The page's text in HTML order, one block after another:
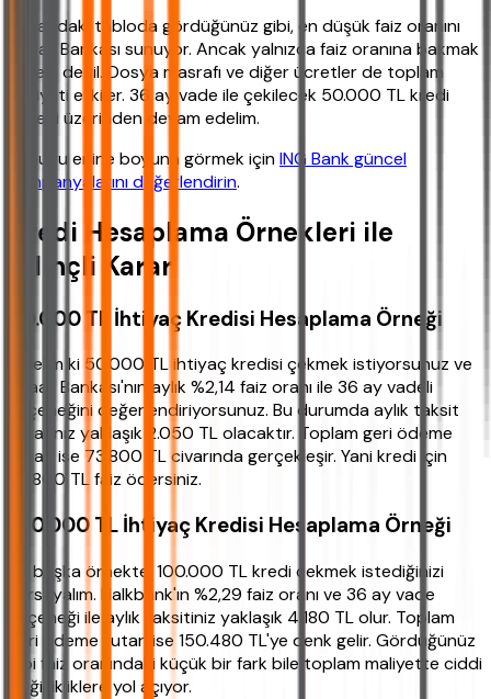
Yukarıdaki tabloda gördüğünüz gibi, en düşük faiz oranını
Ziraat Bankası sunuyor. Ancak yalnızca faiz oranına bakmak
yeterli değil. Dosya masrafı ve diğer ücretler de toplam
maliyeti etkiler. 36 ay vade ile çekilecek 50.000 TL kredi
örneği üzerinden devam edelim.
Konuyu enine boyuna görmek içinING Bank güncel
kampanyalarını değerlendirin.
Kredi Hesaplama Örnekleri ile
Bilinçli Karar
50.000 TL İhtiyaç Kredisi Hesaplama Örneği
Diyelim ki 50.000 TL ihtiyaç kredisi çekmek istiyorsunuz ve
Ziraat Bankası'nın aylık %2,14 faiz oranı ile 36 ay vadeli
seçeneğini değerlendiriyorsunuz. Bu durumda aylık taksit
tutarınız yaklaşık 2.050 TL olacaktır. Toplam geri ödeme
tutarı ise 73.800 TL civarında gerçekleşir. Yani kredi için
23.800 TL faiz ödersiniz.
100.000 TL İhtiyaç Kredisi Hesaplama Örneği
Bir başka örnekte, 100.000 TL kredi çekmek istediğinizi
varsayalım. Halkbank'ın %2,29 faiz oranı ve 36 ay vade
seçeneği ile aylık taksitiniz yaklaşık 4.180 TL olur. Toplam
geri ödeme tutarı ise 150.480 TL'ye denk gelir. Gördüğünüz
gibi faiz oranındaki küçük bir fark bile toplam maliyette ciddi
değişikliklere yol açıyor.